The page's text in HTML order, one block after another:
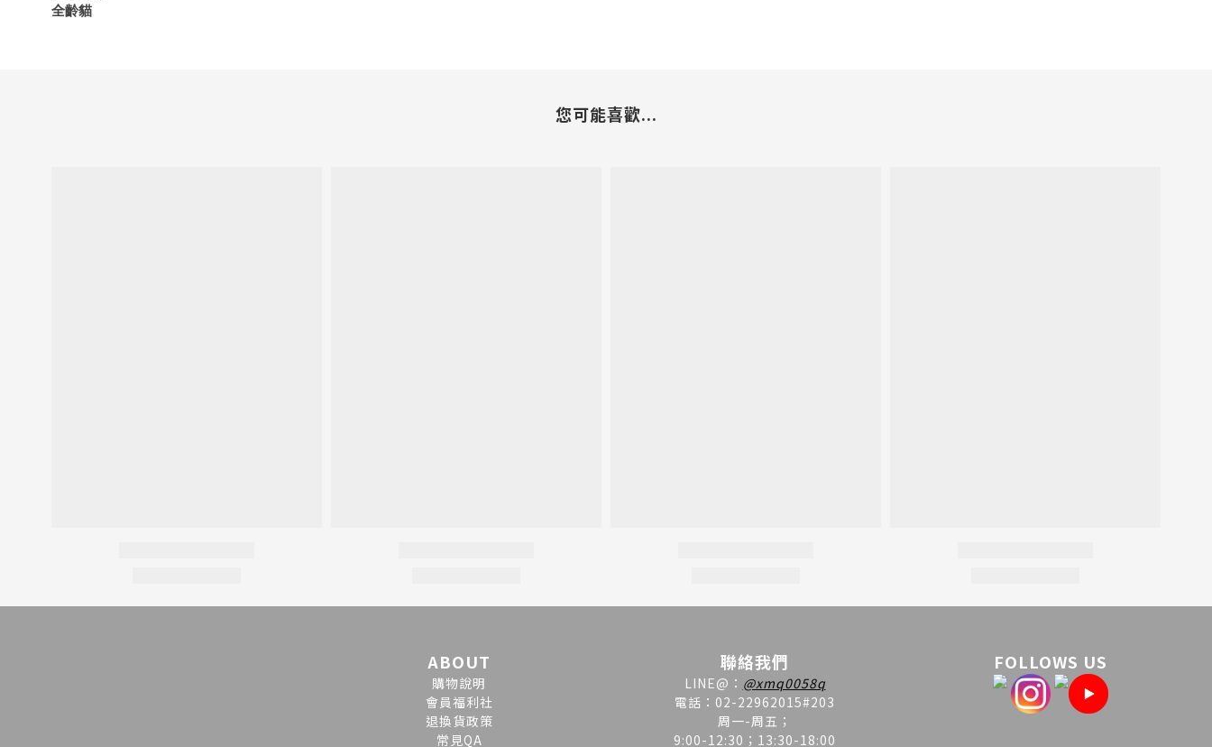
全齡貓
您可能喜歡...
ABOUT
購物說明
會員福利社
退換貨政策
常見QA
聯絡我們
LINE@ ： @xmq0058q
電話：02-22962015#203
周一-周五；
9:00-12:30；13:30-18:00
FOLLOWS US